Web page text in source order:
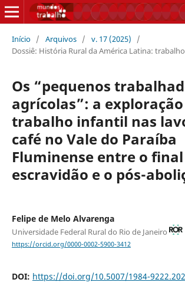
Início / Arquivos / v. 17 (2025)
/
Dossiê: História Rural da América Latina:
Os “pequenos
agrícolas”: a
trabalho infantil nas
café no Vale do Paraíba
Fluminense entre o
escravidão e o pós-
Felipe de Melo Alvarenga
Universidade Federal Rural do Rio de Janeiro
https://orcid.org/0000-0002-5900-3412
DOI: https://doi.org/10.5007/1984-